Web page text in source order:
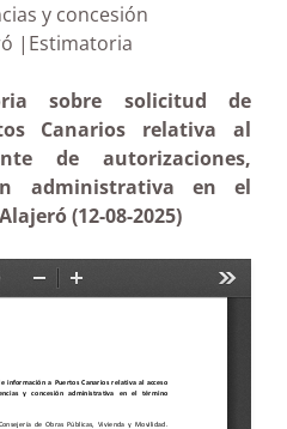
y concesión
|Estimatoria
sobre solicitud de
Canarios relativa al
de autorizaciones,
administrativa en el
(12-08-2025)